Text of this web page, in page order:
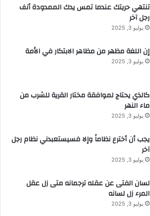
تنتهي حريتك عندما تمس يدك الممدودة أنف
رجل آخر
يوليو 3, 2025
إن اللغة مظهر من مظاهر الابتكار في الأمة
يوليو 3, 2025
كالذي يحتاج لموافقة مختار القرية للشرب من
ماء النهر
يوليو 3, 2025
يجب أن أخترع نظاماً وإلا فسيستعبدني نظام رجل
آخر
يوليو 3, 2025
لسان الفتى عن عقله ترجمانه متى زل عقل
المرء زل لسانه
يوليو 3, 2025